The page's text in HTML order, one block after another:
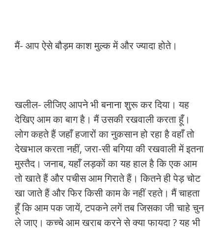
मैं- आप ऐसे बौड़म काश मुल्क में और ज्यादा होते।
खलील- लीजिए आपने भी बनाना शुरू कर दिया। यह
देखिए आम का बाग है। मैं उसकी रखवाली करता हूँ।
लोग कहते हैं जहाँ हजारों का नुकसान हो रहा है वहाँ तो
देखभाल करता नहीं, जरा-सी बगिया की रखवाली में इतना
मुस्तैद। जनाब, यहाँ लड़कों का यह हाल है कि एक आम
तो खाते हैं और पचीस आम गिराते हैं। कितने ही पेड़ चोट
खा जाते हैं और फिर किसी काम के नहीं रहते। मैं चाहता
हूँ कि आम पक जायें, टपकने लगें तब जिसका जी चाहे चुन
ले जाए। कच्चे आम खराब करने से क्या फायदा ? यह भी